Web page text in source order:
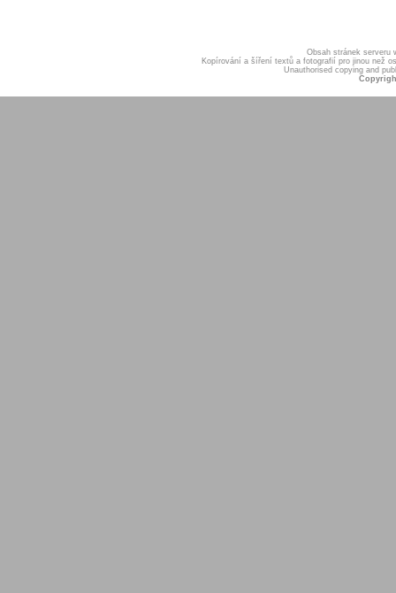
Obsah stránek serveru
Kopírování a šíření textů a fotografií pro jinou než
Unauthorised copying and